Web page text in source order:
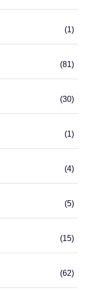
(1)
(81)
(30)
(1)
(4)
(5)
(15)
(62)